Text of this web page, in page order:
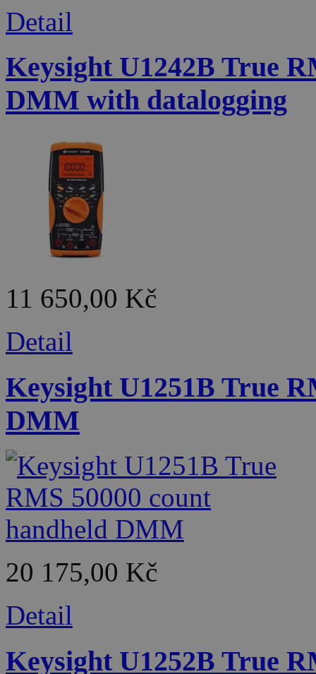
Detail
Keysight U1242B True
DMM with datalogging
11 650,00 Kč
Detail
Keysight U1251B True
DMM
20 175,00 Kč
Detail
Keysight U1252B True